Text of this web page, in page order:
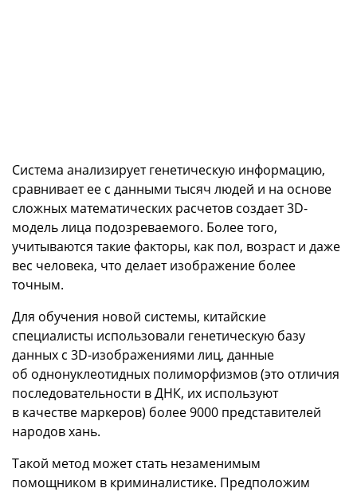
Система анализирует генетическую информацию,
сравнивает ее с данными тысяч людей и на основе
сложных математических расчетов создает 3D-
модель лица подозреваемого. Более того,
учитываются такие факторы, как пол, возраст и даже
вес человека, что делает изображение более
точным.
Для обучения новой системы, китайские
специалисты использовали генетическую базу
данных с 3D-изображениями лиц, данные
об однонуклеотидных полиморфизмов (это отличия
последовательности в ДНК, их используют
в качестве маркеров) более 9000 представителей
народов хань.
Такой метод может стать незаменимым
помощником в криминалистике. Предположим